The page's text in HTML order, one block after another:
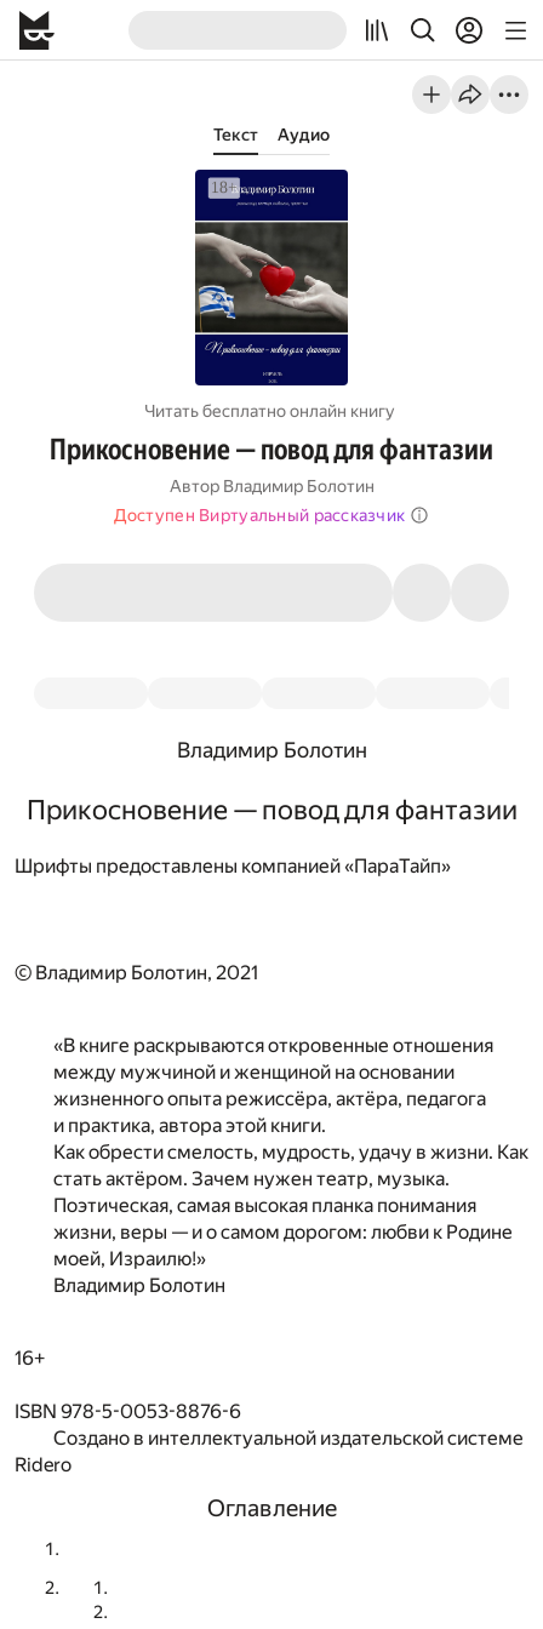
Текст Аудио
Читать бесплатно онлайн книгу
Прикосновение — повод для фантазии
Автор Владимир Болотин
Доступен Виртуальный рассказчик
Владимир Болотин
Прикосновение — повод для фантазии
Шрифты предоставлены компанией «ПараТайп»
© Владимир Болотин, 2021
«В книге раскрываются откровенные отношения
между мужчиной и женщиной на основании
жизненного опыта режиссёра, актёра, педагога
и практика, автора этой книги.
Как обрести смелость, мудрость, удачу в жизни. Как
стать актёром. Зачем нужен театр, музыка.
Поэтическая, самая высокая планка понимания
жизни, веры — и о самом дорогом: любви к Родине
моей, Израилю!»
Владимир Болотин
16+
ISBN 978-5-0053-8876-6
Создано в интеллектуальной издательской системе
Ridero
Оглавление